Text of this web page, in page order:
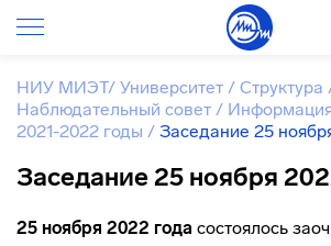
НИУ МИЭТ/ Университет / Структура
Наблюдательный совет /
2021-2022 годы / Заседание 25
Заседание 25 ноября
25 ноября 2022 года состоялось